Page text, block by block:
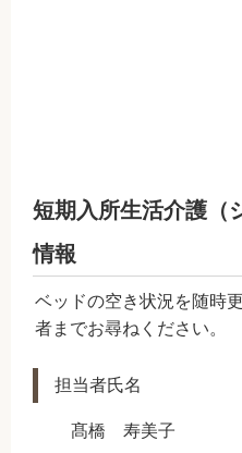
短期入所生活介護（
情報
ベッドの空き状況を随時
者までお尋ねください。
担当者氏名
髙橋 寿美子